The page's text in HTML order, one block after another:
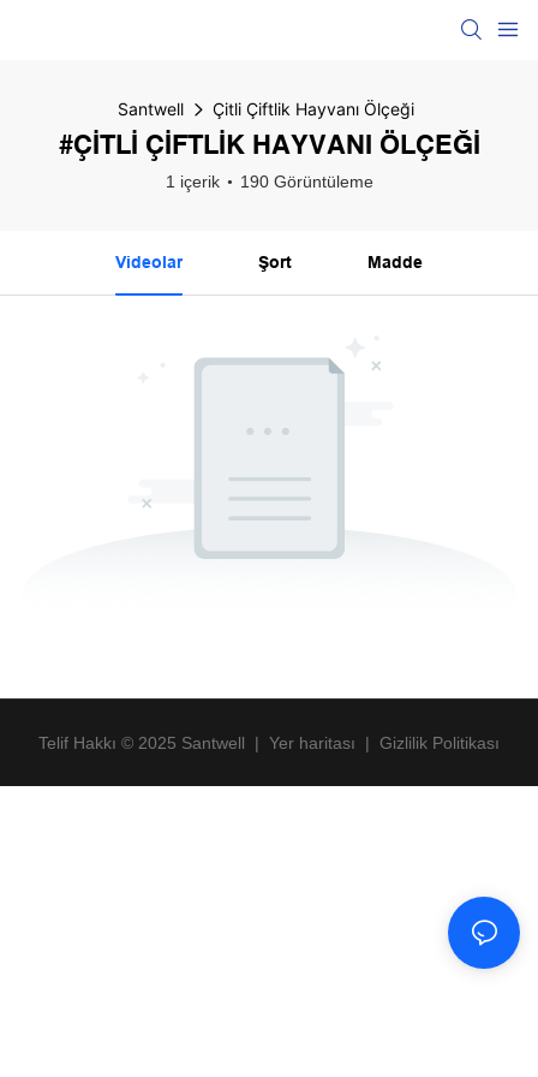
Santwell Çitli Çiftlik Hayvanı Ölçeği
#ÇITLI ÇIFTLIK HAYVANI ÖLÇEĞI
1 içerik 190 Görüntüleme
Videolar Şort Madde
Telif Hakkı © 2025 Santwell | Yer haritası | Gizlilik Politikası